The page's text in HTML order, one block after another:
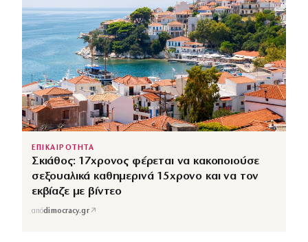
ΕΠΙΚΑΙΡΟΤΗΤΑ
Σκιάθος: 17χρονος φέρεται να κακοποιούσε
σεξουαλικά καθημερινά 15χρονο και να τον
εκβίαζε με βίντεο
απόdimocracy.gr↗